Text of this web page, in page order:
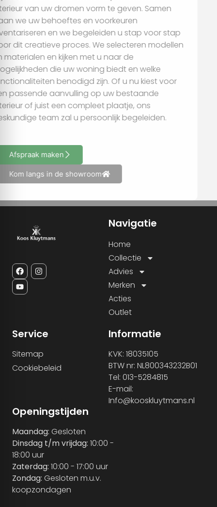
interieur van uw dromen vorm te geven. Samen
gaan we uw behoeftes en voorkeuren
inventariseren en we begeleiden u stap voor stap
door dit creatieve proces. We selecteren modellen
en materialen en kijken met u naar de
mogelijkheden die uw woning biedt en welke
functionaliteiten benodigd zijn. Of u nu kiest voor
een passende aanvulling op uw bestaande
interieur of juist een compleet plaatje, ons
deskundige team zal u persoonlijk begeleiden.
Afspraak maken
Kom langs in de showroom
Navigatie
Home
Collectie
Advies
Merken
Acties
Outlet
Service
Sitemap
Cookiebeleid
Informatie
KVK: 18035105
BTW nr: NL800343232B01
Tel: 013-5284815
E-mail:
Info@kooskluytmans.nl
Openingstijden
Maandag: Gesloten
Dinsdag t/m vrijdag: 10:00 -
18:00 uur
Zaterdag: 10:00 - 17:00 uur
Zondag: Gesloten m.u.v.
koopzondagen